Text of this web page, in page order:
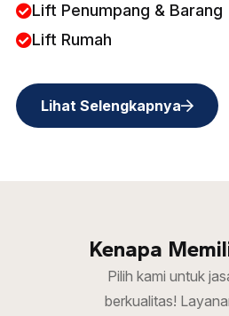
Lift Penumpang & Barang
Lift Rumah
Lihat Selengkapnya
Kenapa
Pilih kami untuk
berkualitas!